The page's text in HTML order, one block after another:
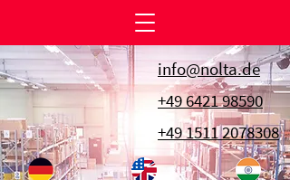
info@nolta.de
+49 6421 98590
+49 1511 2078308